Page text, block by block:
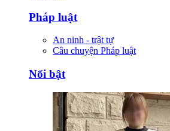
Pháp luật
An ninh - trật tự
Câu chuyện Pháp luật
Nổi bật